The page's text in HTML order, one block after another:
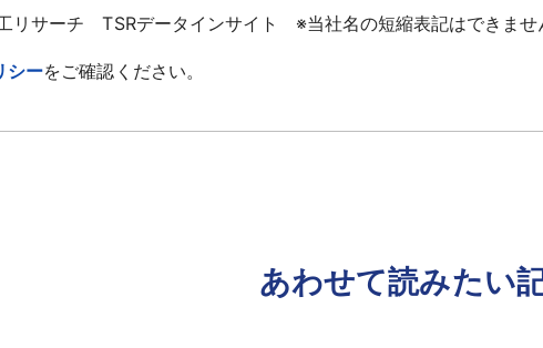
リサーチ TSRデータインサイト ※当社名の短縮表記はできませ
シーをご確認ください。
あわせて読みたい